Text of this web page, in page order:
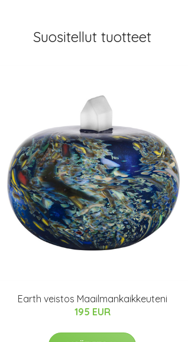
Suositellut tuotteet
Earth veistos Maailmankaikkeuteni
195 EUR